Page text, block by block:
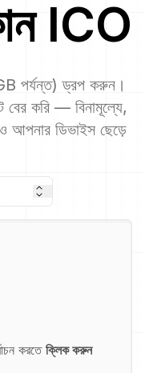
ICO
পর্যন্ত) ড্রপ করুন।
বের করি — বিনামূল্যে,
আপনার ডিভাইস ছেড়ে
করতে ক্লিক করুন